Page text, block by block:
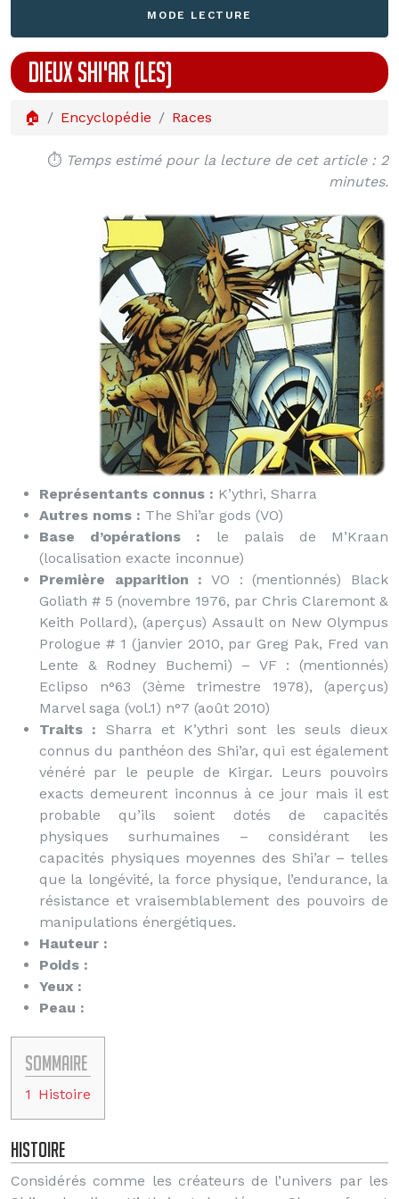
MODE LECTURE
DIEUX SHI'AR (LES)
🏠 Encyclopédie Races
⏱️ Temps estimé pour la lecture de cet article : 2
minutes.
Représentants connus : K’ythri, Sharra
Autres noms : The Shi’ar gods (VO)
Base d’opérations : le palais de M’Kraan
(localisation exacte inconnue)
Première apparition : VO : (mentionnés) Black
Goliath # 5 (novembre 1976, par Chris Claremont &
Keith Pollard), (aperçus) Assault on New Olympus
Prologue # 1 (janvier 2010, par Greg Pak, Fred van
Lente & Rodney Buchemi) – VF : (mentionnés)
Eclipso n°63 (3ème trimestre 1978), (aperçus)
Marvel saga (vol.1) n°7 (août 2010)
Traits : Sharra et K’ythri sont les seuls dieux
connus du panthéon des Shi’ar, qui est également
vénéré par le peuple de Kirgar. Leurs pouvoirs
exacts demeurent inconnus à ce jour mais il est
probable qu’ils soient dotés de capacités
physiques surhumaines – considérant les
capacités physiques moyennes des Shi’ar – telles
que la longévité, la force physique, l’endurance, la
résistance et vraisemblablement des pouvoirs de
manipulations énergétiques.
Hauteur :
Poids :
Yeux :
Peau :
Sommaire
1 Histoire
Histoire
Considérés comme les créateurs de l’univers par les